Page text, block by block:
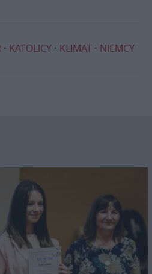
KATOLICY KLIMAT NIEMCY